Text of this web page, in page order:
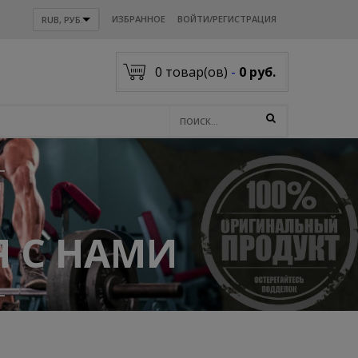
RUB, РУБ. ИЗБРАННОЕ ВОЙТИ/РЕГИСТРАЦИЯ
0 товар(ов) - 0 руб.
С НАМИ